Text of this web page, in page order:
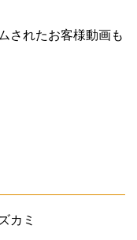
されたお客様動画も
カミ